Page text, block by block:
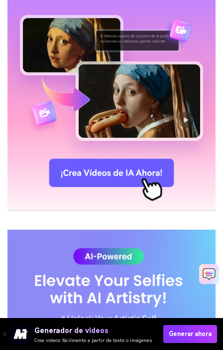
Generador de videos
Crea videos fácilmente a partir de texto o imágenes
Generar ahora